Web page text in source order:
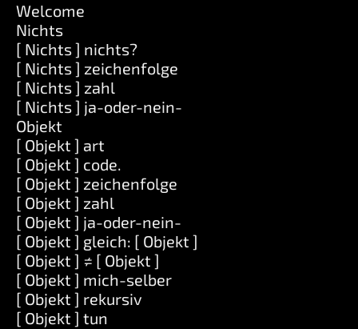
Welcome
Nichts
[ Nichts ] nichts?
[ Nichts ] zeichenfolge
[ Nichts ] zahl
[ Nichts ] ja-oder-nein-
Objekt
[ Objekt ] art
[ Objekt ] code.
[ Objekt ] zeichenfolge
[ Objekt ] zahl
[ Objekt ] ja-oder-nein-
[ Objekt ] gleich: [ Objekt ]
[ Objekt ] ≠ [ Objekt ]
[ Objekt ] mich-selber
[ Objekt ] rekursiv
[ Objekt ] tun